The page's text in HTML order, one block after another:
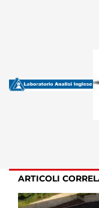
ARTICOLI